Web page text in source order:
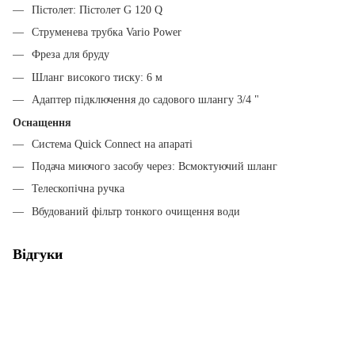
Пістолет: Пістолет G 120 Q
Струменева трубка Vario Power
Фреза для бруду
Шланг високого тиску: 6 м
Адаптер підключення до садового шлангу 3/4 "
Оснащення
Система Quick Connect на апараті
Подача миючого засобу через: Всмоктуючий шланг
Телескопічна ручка
Вбудований фільтр тонкого очищення води
Відгуки